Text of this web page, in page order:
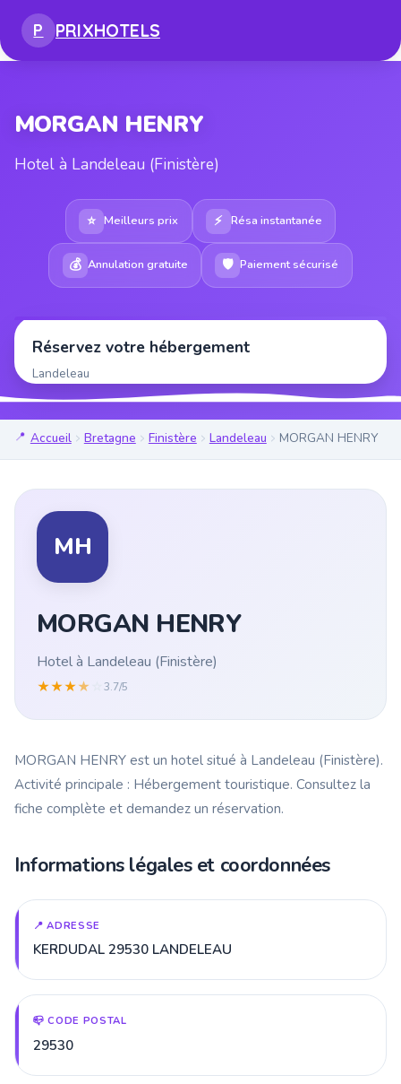
P PRIXHOTELS
MORGAN HENRY
Hotel à Landeleau (Finistère)
⭐ Meilleurs prix ⚡ Résa instantanée
💰 Annulation gratuite 🛡 Paiement sécurisé
Réservez votre hébergement
Landeleau
Accueil Bretagne Finistère Landeleau MORGAN HENRY
MH
MORGAN HENRY
Hotel à Landeleau (Finistère)
★★★★ 3.7/5
MORGAN HENRY est un hotel situé à Landeleau (Finistère).
Activité principale : Hébergement touristique. Consultez la
fiche complète et demandez un réservation.
Informations légales et coordonnées
📍 ADRESSE
KERDUDAL 29530 LANDELEAU
📪 CODE POSTAL
29530